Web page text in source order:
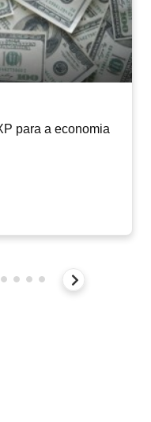
para a economia